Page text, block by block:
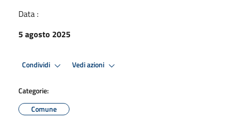
Data :
5 agosto 2025
Condividi Vedi azioni
Categorie:
Comune